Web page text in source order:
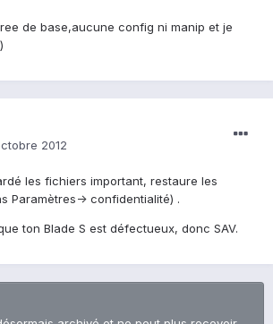
de base,aucune config ni manip et je
2012
les fichiers important, restaure les
Paramètres-> confidentialité) .
ton Blade S est défectueux, donc SAV.